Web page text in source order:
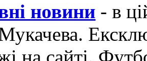
новини - в